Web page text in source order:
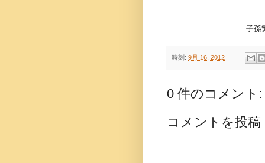
子孫
時刻: 9月 16, 2012
0 件のコメント:
コメントを投稿